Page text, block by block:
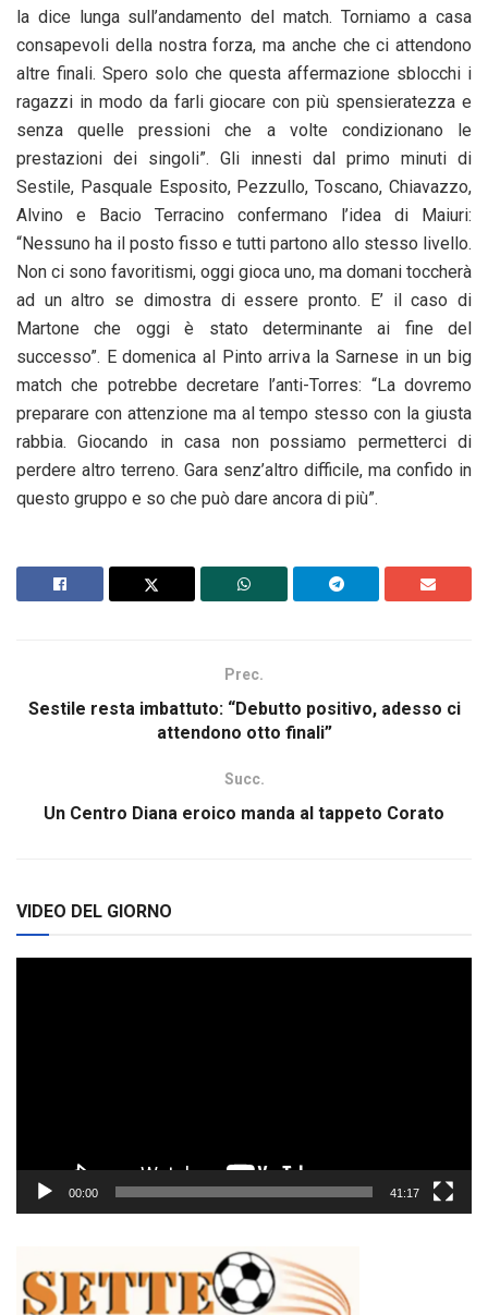
la dice lunga sull’andamento del match. Torniamo a casa
consapevoli della nostra forza, ma anche che ci attendono
altre finali. Spero solo che questa affermazione sblocchi i
ragazzi in modo da farli giocare con più spensieratezza e
senza quelle pressioni che a volte condizionano le
prestazioni dei singoli”. Gli innesti dal primo minuti di
Sestile, Pasquale Esposito, Pezzullo, Toscano, Chiavazzo,
Alvino e Bacio Terracino confermano l’idea di Maiuri:
“Nessuno ha il posto fisso e tutti partono allo stesso livello.
Non ci sono favoritismi, oggi gioca uno, ma domani toccherà
ad un altro se dimostra di essere pronto. E’ il caso di
Martone che oggi è stato determinante ai fine del
successo”. E domenica al Pinto arriva la Sarnese in un big
match che potrebbe decretare l’anti-Torres: “La dovremo
preparare con attenzione ma al tempo stesso con la giusta
rabbia. Giocando in casa non possiamo permetterci di
perdere altro terreno. Gara senz’altro difficile, ma confido in
questo gruppo e so che può dare ancora di più”.
Prec.
Sestile resta imbattuto: “Debutto positivo, adesso ci
attendono otto finali”
Succ.
Un Centro Diana eroico manda al tappeto Corato
VIDEO DEL GIORNO
00:00 41:17